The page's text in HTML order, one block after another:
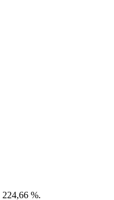
224,66 %.